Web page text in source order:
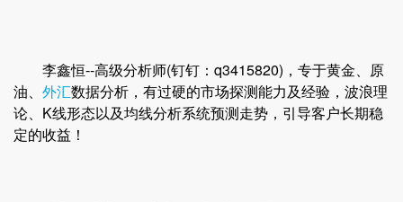
李鑫恒--高级分析师(钉钉：q3415820)，专于黄金、原
油、 外汇数据分析，有过硬的市场探测能力及经验，波浪理
论、K线形态以及均线分析系统预测走势，引导客户长期稳
定的收益！